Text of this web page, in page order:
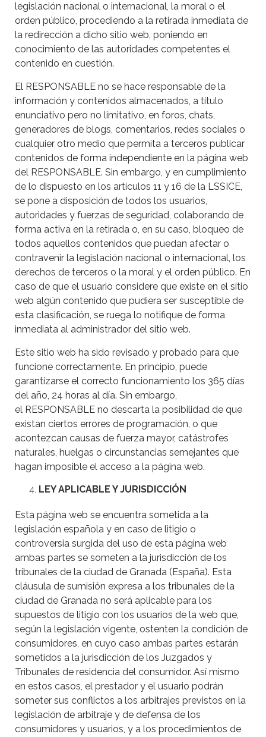
legislación nacional o internacional, la moral o el
orden público, procediendo a la retirada inmediata de
la redirección a dicho sitio web, poniendo en
conocimiento de las autoridades competentes el
contenido en cuestión.
El RESPONSABLE no se hace responsable de la
información y contenidos almacenados, a título
enunciativo pero no limitativo, en foros, chats,
generadores de blogs, comentarios, redes sociales o
cualquier otro medio que permita a terceros publicar
contenidos de forma independiente en la página web
del RESPONSABLE. Sin embargo, y en cumplimiento
de lo dispuesto en los artículos 11 y 16 de la LSSICE,
se pone a disposición de todos los usuarios,
autoridades y fuerzas de seguridad, colaborando de
forma activa en la retirada o, en su caso, bloqueo de
todos aquellos contenidos que puedan afectar o
contravenir la legislación nacional o internacional, los
derechos de terceros o la moral y el orden público. En
caso de que el usuario considere que existe en el sitio
web algún contenido que pudiera ser susceptible de
esta clasificación, se ruega lo notifique de forma
inmediata al administrador del sitio web.
Este sitio web ha sido revisado y probado para que
funcione correctamente. En principio, puede
garantizarse el correcto funcionamiento los 365 días
del año, 24 horas al día. Sin embargo,
el RESPONSABLE no descarta la posibilidad de que
existan ciertos errores de programación, o que
acontezcan causas de fuerza mayor, catástrofes
naturales, huelgas o circunstancias semejantes que
hagan imposible el acceso a la página web.
LEY APLICABLE Y JURISDICCIÓN
Esta página web se encuentra sometida a la
legislación española y en caso de litigio o
controversia surgida del uso de esta página web
ambas partes se someten a la jurisdicción de los
tribunales de la ciudad de Granada (España). Esta
cláusula de sumisión expresa a los tribunales de la
ciudad de Granada no será aplicable para los
supuestos de litigio con los usuarios de la web que,
según la legislación vigente, ostenten la condición de
consumidores, en cuyo caso ambas partes estarán
sometidos a la jurisdicción de los Juzgados y
Tribunales de residencia del consumidor. Así mismo
en estos casos, el prestador y el usuario podrán
someter sus conflictos a los arbitrajes previstos en la
legislación de arbitraje y de defensa de los
consumidores y usuarios, y a los procedimientos de